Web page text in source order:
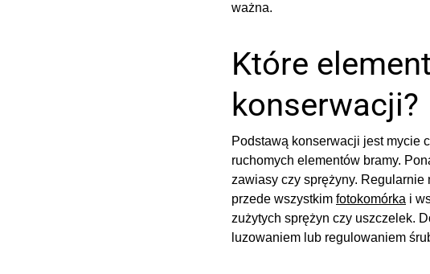
ważna.
Które
konserwacji?
Podstawą konserwacji jest mycie
ruchomych elementów bramy.
zawiasy czy sprężyny. Regularnie
przede wszystkim fotokomórka i
zużytych sprężyn czy uszczelek.
luzowaniem lub regulowaniem